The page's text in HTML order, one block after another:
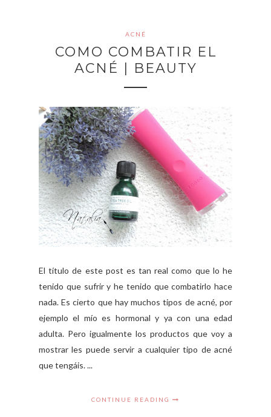
ACNÉ
COMO COMBATIR EL
ACNÉ | BEAUTY
El título de este post es tan real como que lo he
tenido que sufrir y he tenido que combatirlo hace
nada. Es cierto que hay muchos tipos de acné, por
ejemplo el mío es hormonal y ya con una edad
adulta. Pero igualmente los productos que voy a
mostrar les puede servir a cualquier tipo de acné
que tengáis. ...
CONTINUE READING